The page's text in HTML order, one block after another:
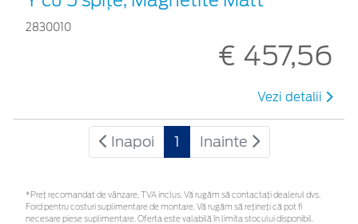
2830010
€ 457,56
Vezi detalii
Inapoi 1 Inainte
*Preţ recomandat de vânzare, TVA inclus. Vă rugăm să contactaţi dealerul dvs.
Ford pentru costuri suplimentare de montare. Vă rugăm să rețineți că pot fi
necesare piese suplimentare. Oferta este valabilă în limita stocului disponibil.